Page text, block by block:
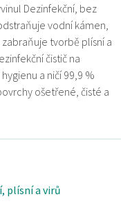
Dezinfekční, bez
vodní kámen,
tvorbě plísní a
čistič na
a ničí 99,9 %
ošetřené, čisté a
plísní a virů